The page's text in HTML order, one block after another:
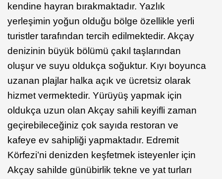
kendine hayran bırakmaktadır. Yazlık
yerleşimin yoğun olduğu bölge özellikle yerli
turistler tarafından tercih edilmektedir. Akçay
denizinin büyük bölümü çakıl taşlarından
oluşur ve suyu oldukça soğuktur. Kıyı boyunca
uzanan plajlar halka açık ve ücretsiz olarak
hizmet vermektedir. Yürüyüş yapmak için
oldukça uzun olan Akçay sahili keyifli zaman
geçirebileceğiniz çok sayıda restoran ve
kafeye ev sahipliği yapmaktadır. Edremit
Körfezi’ni denizden keşfetmek isteyenler için
Akçay sahilde günübirlik tekne ve yat turları